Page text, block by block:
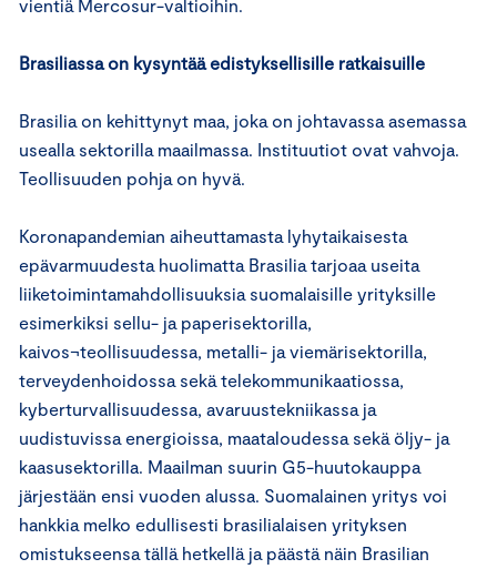
vientiä Mercosur-valtioihin.
Brasiliassa on kysyntää edistyksellisille ratkaisuille
Brasilia on kehittynyt maa, joka on johtavassa asemassa
usealla sektorilla maailmassa. Instituutiot ovat vahvoja.
Teollisuuden pohja on hyvä.
Koronapandemian aiheuttamasta lyhytaikaisesta
epävarmuudesta huolimatta Brasilia tarjoaa useita
liiketoimintamahdollisuuksia suomalaisille yrityksille
esimerkiksi sellu- ja paperisektorilla,
kaivos¬teollisuudessa, metalli- ja viemärisektorilla,
terveydenhoidossa sekä telekommunikaatiossa,
kyberturvallisuudessa, avaruustekniikassa ja
uudistuvissa energioissa, maataloudessa sekä öljy- ja
kaasusektorilla. Maailman suurin G5-huutokauppa
järjestään ensi vuoden alussa. Suomalainen yritys voi
hankkia melko edullisesti brasilialaisen yrityksen
omistukseensa tällä hetkellä ja päästä näin Brasilian